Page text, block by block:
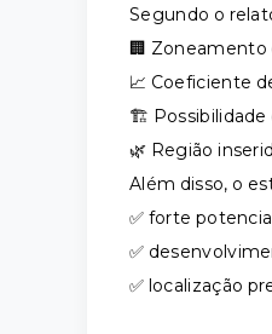
Segundo o
🏢
📈 Coeficiente
🏗️ Possibilidade
🌿 Região
Além disso, o
✅ forte
✅
✅ localização